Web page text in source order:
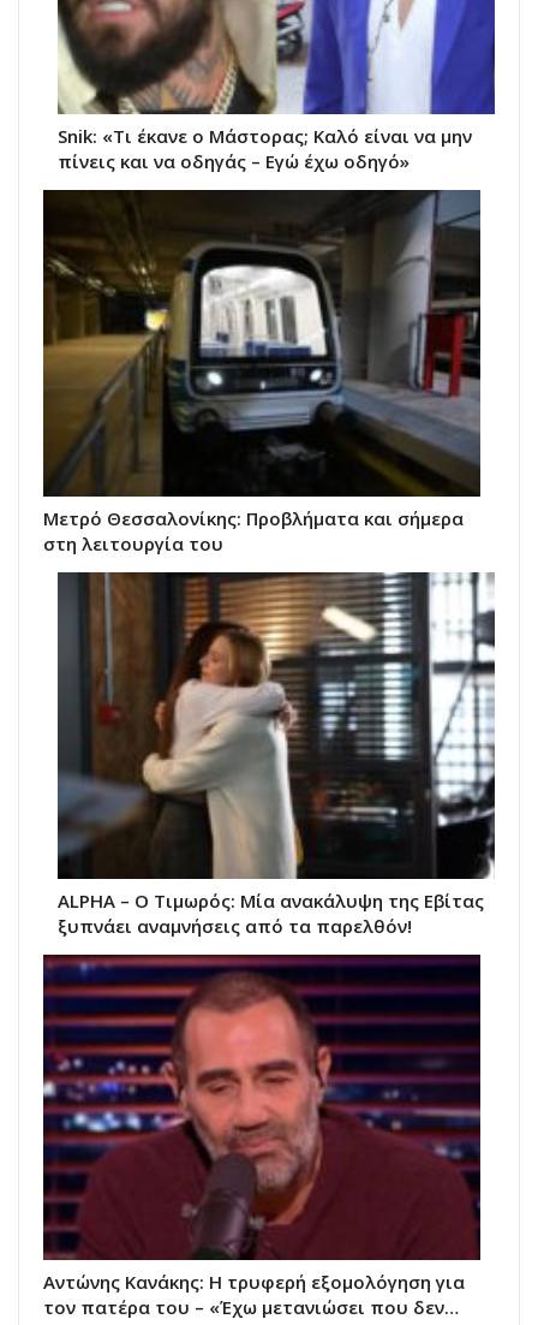
Snik: «Τι έκανε ο Μάστορας; Καλό είναι να μην
πίνεις και να οδηγάς – Εγώ έχω οδηγό»
Μετρό Θεσσαλονίκης: Προβλήματα και σήμερα
στη λειτουργία του
ALPHA – Ο Τιμωρός: Μία ανακάλυψη της Εβίτας
ξυπνάει αναμνήσεις από τα παρελθόν!
Αντώνης Κανάκης: Η τρυφερή εξομολόγηση για
τον πατέρα του – «Έχω μετανιώσει που δεν…